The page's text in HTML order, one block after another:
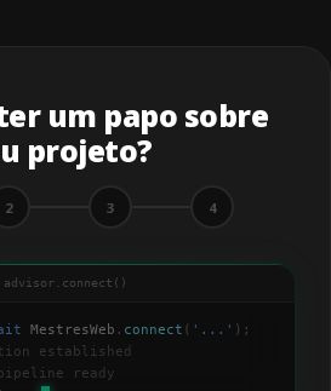
um papo sobre
projeto?
2 3 4
advisor.connect()
MestresWeb . connect ( ' ... '
);
established
ready